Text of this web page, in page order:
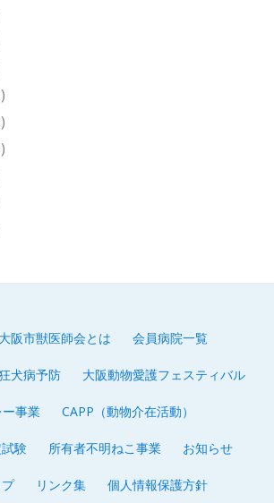
大阪市獣医師会とは 会員病院一覧
犬病予防 大阪動物愛護フェスティバル
事業 CAPP（動物介在活動）
験 所有者不明ねこ事業 お知らせ
リンク集 個人情報保護方針